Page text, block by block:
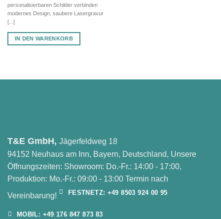
personalisierbaren Schilder verbinden
modernes Design, saubere Lasergravur
[...]
IN DEN WARENKORB
T&E GmbH, Jägerfeldweg 18
94152 Neuhaus am Inn, Bayern, Deutschland, Unsere
Öffnungszeiten: Showroom: Do.-Fr.: 14:00 - 17:00,
Produktion: Mo.-Fr.: 09:00 - 13:00 Termin nach
Vereinbarung!
FESTNETZ: +49 8503 924 00 95
MOBIL: +49 176 847 873 83